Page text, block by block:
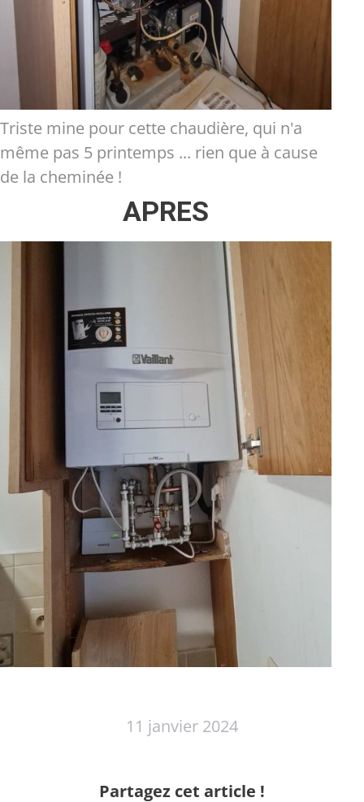
Triste mine pour cette chaudière, qui n'a
même pas 5 printemps ... rien que à cause
de la cheminée !
APRES
11 janvier 2024
Partagez cet article !